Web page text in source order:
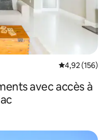
Évaluation
4,92 (156)
avec accès à